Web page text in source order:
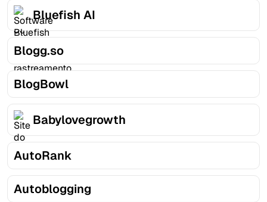
Bluefish AI
Blogg.so
BlogBowl
Babylovegrowth
AutoRank
Autoblogging